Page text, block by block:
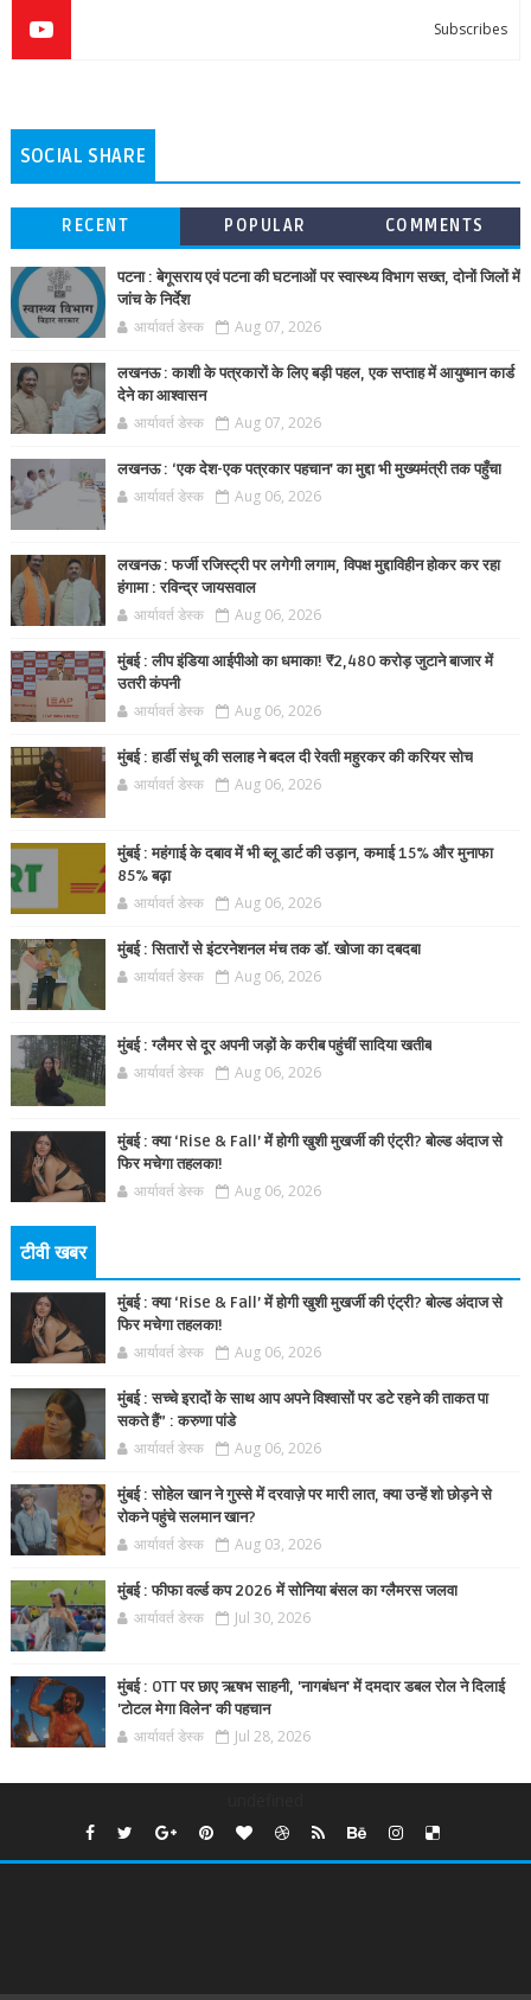
Subscribes
SOCIAL SHARE
RECENT POPULAR COMMENTS
पटना : बेगूसराय एवं पटना की घटनाओं पर स्वास्थ्य विभाग सख्त, दोनों जिलों में
जांच के निर्देश
आर्यावर्त डेस्क Aug 07, 2026
लखनऊ : काशी के पत्रकारों के लिए बड़ी पहल, एक सप्ताह में आयुष्मान कार्ड
देने का आश्वासन
आर्यावर्त डेस्क Aug 07, 2026
लखनऊ : ‘एक देश-एक पत्रकार पहचान’ का मुद्दा भी मुख्यमंत्री तक पहुँचा
आर्यावर्त डेस्क Aug 06, 2026
लखनऊ : फर्जी रजिस्ट्री पर लगेगी लगाम, विपक्ष मुद्दाविहीन होकर कर रहा
हंगामा : रविन्द्र जायसवाल
आर्यावर्त डेस्क Aug 06, 2026
मुंबई : लीप इंडिया आईपीओ का धमाका! ₹2,480 करोड़ जुटाने बाजार में
उतरी कंपनी
आर्यावर्त डेस्क Aug 06, 2026
मुंबई : हार्डी संधू की सलाह ने बदल दी रेवती महुरकर की करियर सोच
आर्यावर्त डेस्क Aug 06, 2026
मुंबई : महंगाई के दबाव में भी ब्लू डार्ट की उड़ान, कमाई 15% और मुनाफा
85% बढ़ा
आर्यावर्त डेस्क Aug 06, 2026
मुंबई : सितारों से इंटरनेशनल मंच तक डॉ. खोजा का दबदबा
आर्यावर्त डेस्क Aug 06, 2026
मुंबई : ग्लैमर से दूर अपनी जड़ों के करीब पहुंचीं सादिया खतीब
आर्यावर्त डेस्क Aug 06, 2026
मुंबई : क्या ‘Rise & Fall’ में होगी खुशी मुखर्जी की एंट्री? बोल्ड अंदाज से
फिर मचेगा तहलका!
आर्यावर्त डेस्क Aug 06, 2026
टीवी खबर
मुंबई : क्या ‘Rise & Fall’ में होगी खुशी मुखर्जी की एंट्री? बोल्ड अंदाज से
फिर मचेगा तहलका!
आर्यावर्त डेस्क Aug 06, 2026
मुंबई : सच्चे इरादों के साथ आप अपने विश्वासों पर डटे रहने की ताकत पा
सकते हैं” : करुणा पांडे
आर्यावर्त डेस्क Aug 06, 2026
मुंबई : सोहेल खान ने गुस्से में दरवाज़े पर मारी लात, क्या उन्हें शो छोड़ने से
रोकने पहुंचे सलमान खान?
आर्यावर्त डेस्क Aug 03, 2026
मुंबई : फीफा वर्ल्ड कप 2026 में सोनिया बंसल का ग्लैमरस जलवा
आर्यावर्त डेस्क Jul 30, 2026
मुंबई : OTT पर छाए ऋषभ साहनी, 'नागबंधन' में दमदार डबल रोल ने दिलाई
'टोटल मेगा विलेन' की पहचान
आर्यावर्त डेस्क Jul 28, 2026